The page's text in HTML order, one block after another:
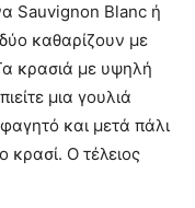
Sauvignon Blanc ή
καθαρίζουν με
κρασιά με υψηλή
μια γουλιά
και μετά πάλι
κρασί. Ο τέλειος